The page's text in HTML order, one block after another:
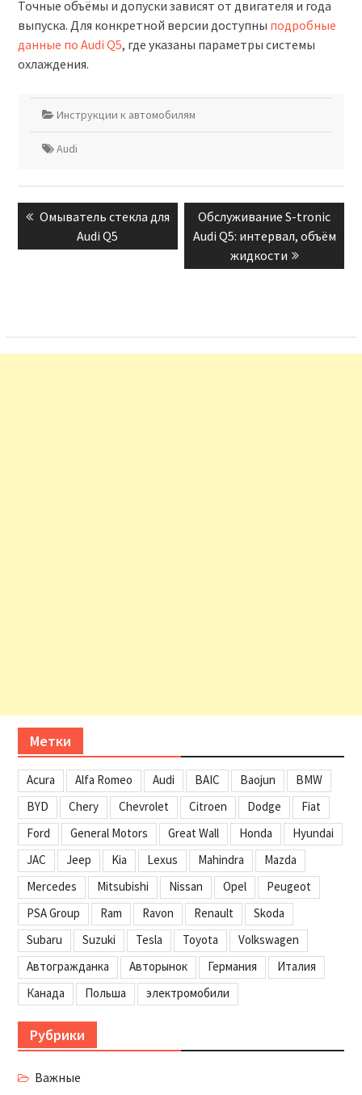
Точные объёмы и допуски зависят от двигателя и года
выпуска. Для конкретной версии доступны подробные
данные по Audi Q5, где указаны параметры системы
охлаждения.
Инструкции к автомобилям
Audi
Навигация
по
записям
Previous
Омыватель стекла для
Audi Q5
Next
post:
Обслуживание S-tronic
Audi Q5: интервал, объём
жидкости
Метки
Acura Alfa Romeo Audi BAIC Baojun
BMW
BYD
Chery Chevrolet Citroen Dodge
Fiat
Ford
General Motors Great Wall Honda
Hyundai
JAC
Jeep Kia Lexus Mahindra
Mazda
Mercedes
Mitsubishi Nissan Opel
Peugeot
PSA Group
Ram Ravon Renault
Skoda
Subaru
Suzuki Tesla Toyota
Volkswagen
Автогражданка
Авторынок Германия
Италия
Канада
Польша электромобили
Рубрики
Важные